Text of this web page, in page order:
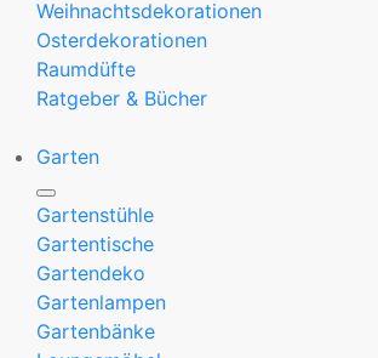
Weihnachtsdekorationen
Osterdekorationen
Raumdüfte
Ratgeber & Bücher
Garten
Gartenstühle
Gartentische
Gartendeko
Gartenlampen
Gartenbänke